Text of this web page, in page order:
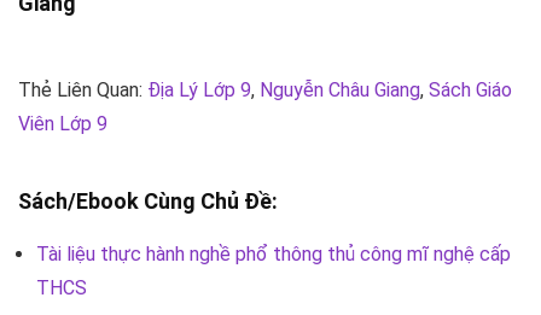
Thẻ Liên Quan: Địa Lý Lớp 9, Nguyễn Châu Giang, Sách Giáo
Viên Lớp 9
Sách/Ebook Cùng Chủ Đề:
Tài liệu thực hành nghề phổ thông thủ công mĩ nghệ cấp
THCS